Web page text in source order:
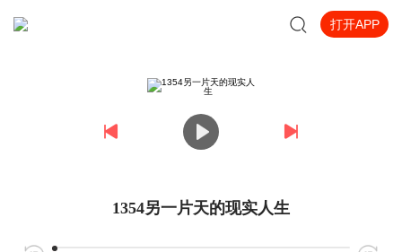
打开APP
1354另一片天的现实人生